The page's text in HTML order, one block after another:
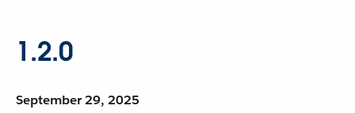
1.2.0
September 29, 2025